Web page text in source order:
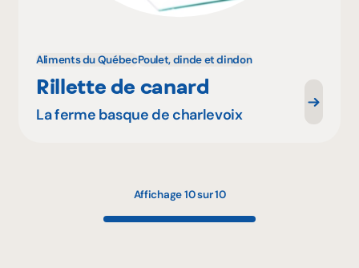
Aliments du QuébecPoulet, dinde et dindon
Rillette de canard
La ferme basque de charlevoix
Affichage 10 sur 10